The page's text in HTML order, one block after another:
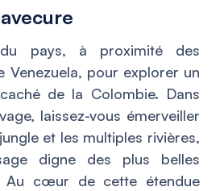
du pays, à proximité des
Venezuela, pour explorer un
de la Colombie. Dans
laissez-vous émerveiller
et les multiples rivières,
digne des plus belles
Au cœur de cette étendue